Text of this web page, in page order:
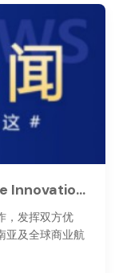
新空间航天与马来西亚 New Space Innovations 达成战略合作
，发挥双方优
亚及全球商业航